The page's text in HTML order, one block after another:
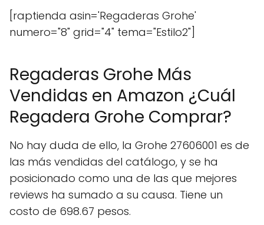
[raptienda asin='Regaderas Grohe'
numero="8" grid="4" tema="Estilo2"]
Regaderas Grohe Más
Vendidas en Amazon ¿Cuál
Regadera Grohe Comprar?
No hay duda de ello, la Grohe 27606001 es de
las más vendidas del catálogo, y se ha
posicionado como una de las que mejores
reviews ha sumado a su causa. Tiene un
costo de 698.67 pesos.